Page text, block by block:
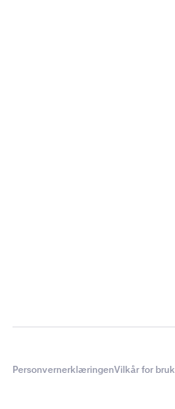
PersonvernerklæringenVilkår for bruk